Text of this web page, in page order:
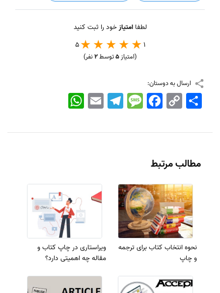
لطفاامتیازخود را ثبت کنید
1
5
(امتیاز5توسط2نفر)
ارسال به دوستان:
WhatsApp EmailTelegramMessageFacebook Copy
Link
اشتراک
مطالب مرتبط
نحوه انتخاب کتاب برای ترجمه
و چاپ
ویراستاری در چاپ کتاب و
مقاله چه اهمیتی دارد؟